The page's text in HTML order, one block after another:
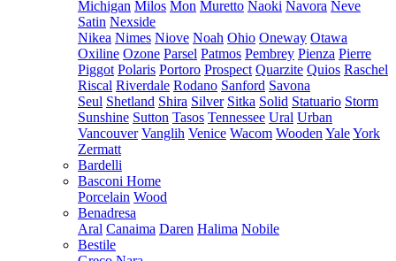
Michigan Milos Mon Muretto Naoki Navora Neve
Satin Nexside
Nikea Nimes Niove Noah Ohio Oneway Otawa
Oxiline Ozone Parsel Patmos Pembrey Pienza Pierre
Piggot Polaris Portoro Prospect Quarzite Quios Raschel
Riscal Riverdale Rodano Sanford Savona
Seul Shetland Shira Silver Sitka Solid Statuario Storm
Sunshine Sutton Tasos Tennessee Ural Urban
Vancouver Vanglih Venice Wacom Wooden YaleYork
Zermatt
Bardelli
Basconi Home
Porcelain Wood
Benadresa
Aral Canaima Daren Halima Nobile
Bestile